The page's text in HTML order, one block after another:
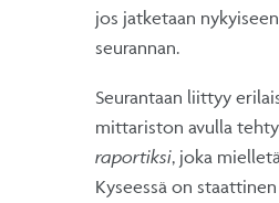
jos jatketaan
seurannan.
Seurantaan liittyy
mittariston avulla
raportiksi, joka
Kyseessä on